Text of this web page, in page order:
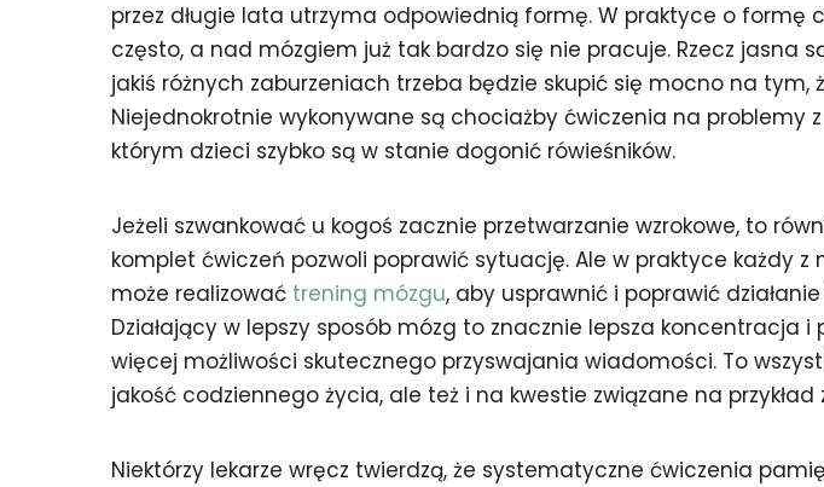
przez długie lata utrzyma odpowiednią formę. W praktyce o formę
często, a nad mózgiem już tak bardzo się nie pracuje. Rzecz jasna
jakiś różnych zaburzeniach trzeba będzie skupić się mocno na tym,
Niejednokrotnie wykonywane są chociażby ćwiczenia na problemy
którym dzieci szybko są w stanie dogonić rówieśników.
Jeżeli szwankować u kogoś zacznie przetwarzanie wzrokowe, to
komplet ćwiczeń pozwoli poprawić sytuację. Ale w praktyce każdy z
może realizować trening mózgu, aby usprawnić i poprawić
Działający w lepszy sposób mózg to znacznie lepsza koncentracja i
więcej możliwości skutecznego przyswajania wiadomości. To
jakość codziennego życia, ale też i na kwestie związane na przykład
Niektórzy lekarze wręcz twierdzą, że systematyczne ćwiczenia